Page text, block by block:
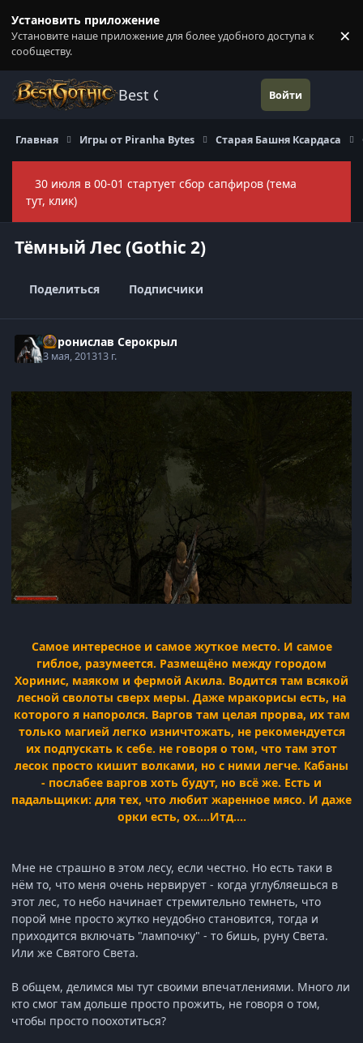
Установить приложение
Установите наше приложение для более удобного доступа к
сообществу.
×
Best Gothic Forums Войти
Главная Игры от Piranha Bytes Старая Башня Ксардаса
30 июля в 00-01 стартует сбор сапфиров (тема
тут, клик)
Тёмный Лес (Gothic 2)
Поделиться Подписчики
Воронислав Серокрыл
3 мая, 201313 г.
Самое интересное и самое жуткое место. И самое
гиблое, разумеется. Размещёно между городом
Хоринис, маяком и фермой Акила. Водится там всякой
лесной сволоты сверх меры. Даже мракорисы есть, на
которого я напоролся. Варгов там целая прорва, их там
только магией легко изничтожать, не рекомендуется
их подпускать к себе. не говоря о том, что там этот
лесок просто кишит волками, но с ними легче. Кабаны
- послабее варгов хоть будут, но всё же. Есть и
падальщики: для тех, что любит жаренное мясо. И даже
орки есть, ох....Итд....
Мне не страшно в этом лесу, если честно. Но есть таки в
нём то, что меня очень нервирует - когда углубляешься в
этот лес, то небо начинает стремительно темнеть, что
порой мне просто жутко неудобно становится, тогда и
приходится включать "лампочку" - то бишь, руну Света.
Или же Святого Света.
В общем, делимся мы тут своими впечатлениями. Много ли
кто смог там дольше просто прожить, не говоря о том,
чтобы просто поохотиться?